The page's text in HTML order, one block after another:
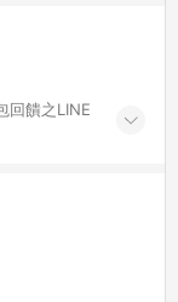
回饋之LINE